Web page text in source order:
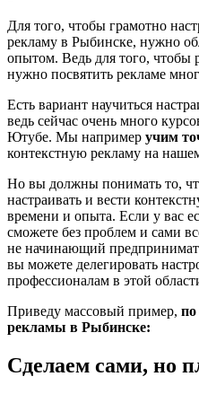
Для того, чтобы грамотно
рекламу в Рыбинске, нужно
опытом. Ведь для того, чтобы
нужно посвятить рекламе
Есть вариант научиться
ведь сейчас очень много
Ютубе. Мы например учим
контекстную рекламу на
Но вы должны понимать то,
настраивать и вести
времени и опыта. Если у вас
сможете без проблем и сами
не начинающий
вы можете делегировать
профессионалам в этой
Приведу массовый пример, по
рекламы в Рыбинске:
Сделаем сами, но